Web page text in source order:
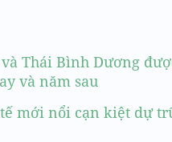
Thái Bình Dương
và năm sau
mới nổi cạn kiệt dự